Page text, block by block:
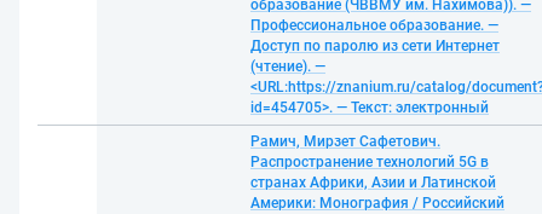
образование (ЧВВМУ им. Нахимова)). —
Профессиональное образование. —
Доступ по паролю из сети Интернет
(чтение). —
<URL:https://znanium.ru/catalog/
id=454705>. — Текст: электронный
Рамич, Мирзет Сафетович.
Распространение технологий 5G в
странах Африки, Азии и Латинской
Америки: Монография / Российский